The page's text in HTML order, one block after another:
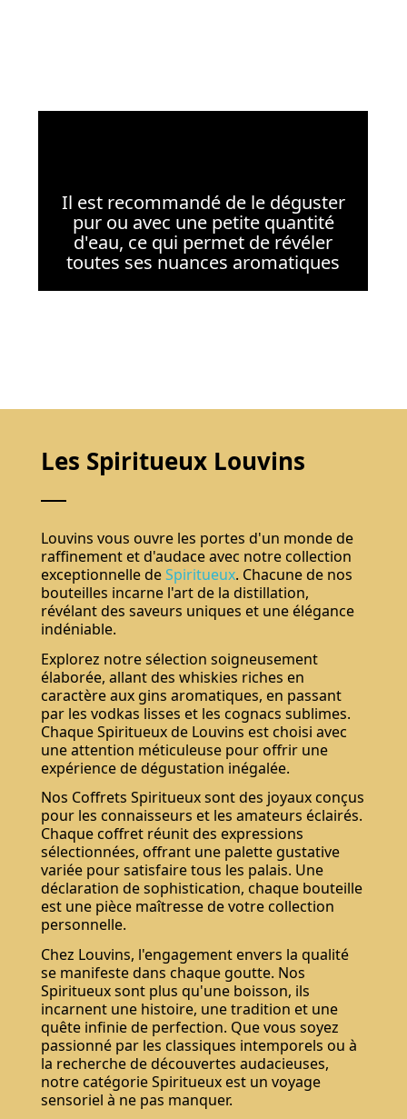
Il est recommandé de le déguster
pur ou avec une petite quantité
d'eau, ce qui permet de révéler
toutes ses nuances aromatiques
Les Spiritueux Louvins
Louvins vous ouvre les portes d'un monde de
raffinement et d'audace avec notre collection
exceptionnelle deSpiritueux. Chacune de nos
bouteilles incarne l'art de la distillation,
révélant des saveurs uniques et une élégance
indéniable.
Explorez notre sélection soigneusement
élaborée, allant des whiskies riches en
caractère aux gins aromatiques, en passant
par les vodkas lisses et les cognacs sublimes.
Chaque Spiritueux de Louvins est choisi avec
une attention méticuleuse pour offrir une
expérience de dégustation inégalée.
Nos Coffrets Spiritueux sont des joyaux conçus
pour les connaisseurs et les amateurs éclairés.
Chaque coffret réunit des expressions
sélectionnées, offrant une palette gustative
variée pour satisfaire tous les palais. Une
déclaration de sophistication, chaque bouteille
est une pièce maîtresse de votre collection
personnelle.
Chez Louvins, l'engagement envers la qualité
se manifeste dans chaque goutte. Nos
Spiritueux sont plus qu'une boisson, ils
incarnent une histoire, une tradition et une
quête infinie de perfection. Que vous soyez
passionné par les classiques intemporels ou à
la recherche de découvertes audacieuses,
notre catégorie Spiritueux est un voyage
sensoriel à ne pas manquer.